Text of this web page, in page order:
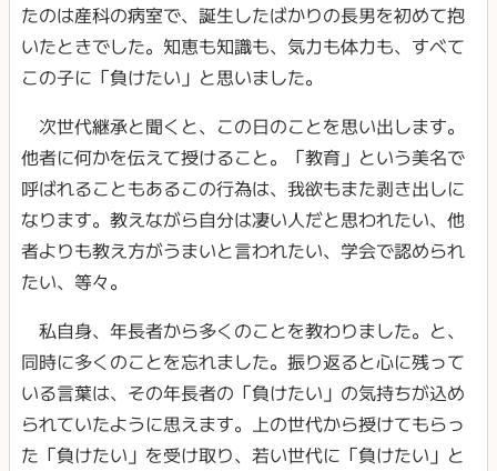
たのは産科の病室で、誕生したばかりの長男を初めて抱
いたときでした。知恵も知識も、気力も体力も、すべて
この子に「負けたい」と思いました。
次世代継承と聞くと、この日のことを思い出します。
他者に何かを伝えて授けること。「教育」という美名で
呼ばれることもあるこの行為は、我欲もまた剥き出しに
なります。教えながら自分は凄い人だと思われたい、他
者よりも教え方がうまいと言われたい、学会で認められ
たい、等々。
私自身、年長者から多くのことを教わりました。と、
同時に多くのことを忘れました。振り返ると心に残って
いる言葉は、その年長者の「負けたい」の気持ちが込め
られていたように思えます。上の世代から授けてもらっ
た「負けたい」を受け取り、若い世代に「負けたい」と